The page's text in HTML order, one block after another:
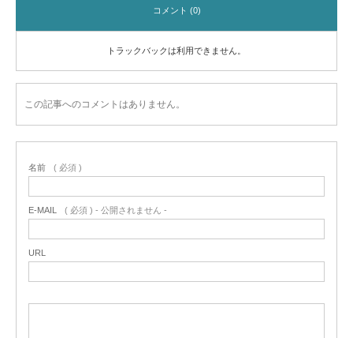
コメント (0)
トラックバックは利用できません。
この記事へのコメントはありません。
名前 ( 必須 )
E-MAIL ( 必須 ) - 公開されません -
URL